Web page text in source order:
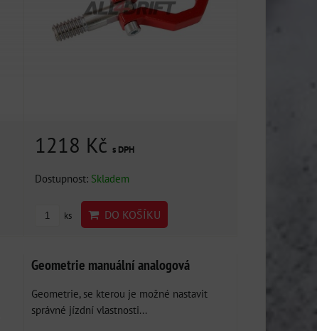
1218 Kčs DPH
Dostupnost: Skladem
ks DO KOŠÍKU
Geometrie manuální analogová
Geometrie, se kterou je možné nastavit
správné jízdní vlastnosti...